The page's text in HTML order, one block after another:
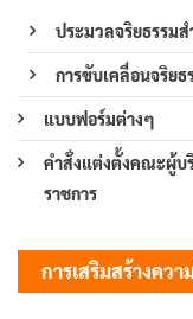
ประมวลจริยธรรม
การขับเคลื่อนจริยธ
แบบฟอร์มต่างๆ
คำสั่งแต่งตั้งคณะผู้บ
ราชการ
การเสริมสร้างควา